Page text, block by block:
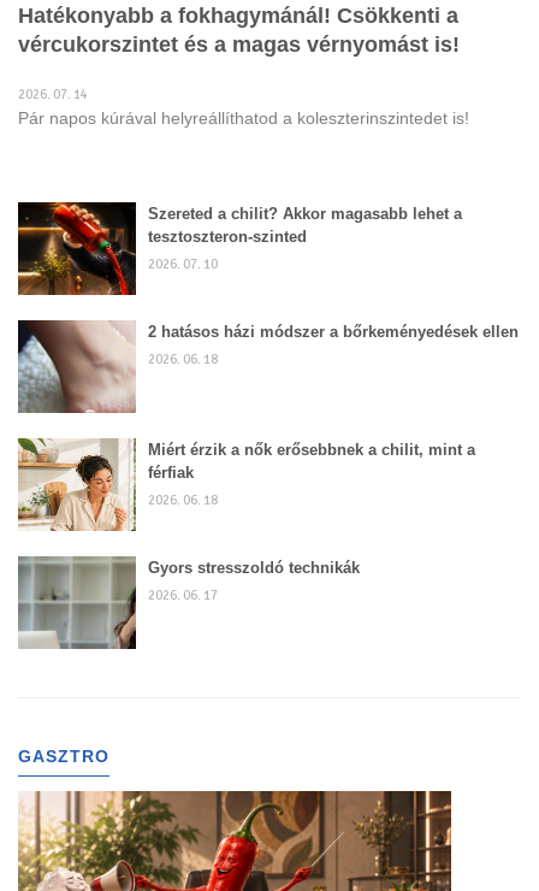
Hatékonyabb a fokhagymánál! Csökkenti a
vércukorszintet és a magas vérnyomást is!
2026. 07. 14
Pár napos kúrával helyreállíthatod a koleszterinszintedet is!
Szereted a chilit? Akkor magasabb lehet a
tesztoszteron-szinted
2026. 07. 10
2 hatásos házi módszer a bőrkeményedések ellen
2026. 06. 18
Miért érzik a nők erősebbnek a chilit, mint a
férfiak
2026. 06. 18
Gyors stresszoldó technikák
2026. 06. 17
GASZTRO